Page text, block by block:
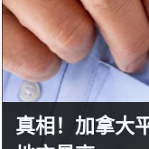
真相！加拿大